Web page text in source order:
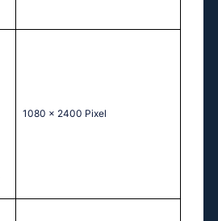
1080 x 2400 Pixel